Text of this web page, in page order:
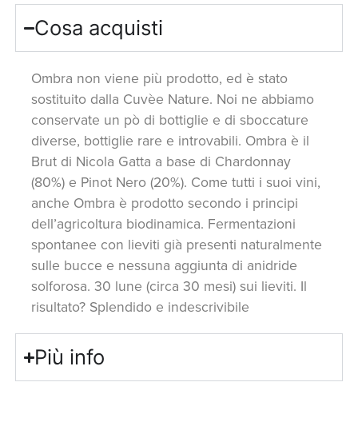
Cosa acquisti
Ombra non viene più prodotto, ed è stato
sostituito dalla Cuvèe Nature. Noi ne abbiamo
conservate un pò di bottiglie e di sboccature
diverse, bottiglie rare e introvabili. Ombra è il
Brut di Nicola Gatta a base di Chardonnay
(80%) e Pinot Nero (20%). Come tutti i suoi vini,
anche Ombra è prodotto secondo i principi
dell’agricoltura biodinamica. Fermentazioni
spontanee con lieviti già presenti naturalmente
sulle bucce e nessuna aggiunta di anidride
solforosa. 30 lune (circa 30 mesi) sui lieviti. Il
risultato? Splendido e indescrivibile
Più info